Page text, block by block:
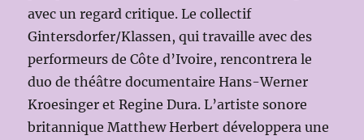
avec un regard critique. Le collectif
Gintersdorfer/Klassen, qui travaille avec des
performeurs de Côte d’Ivoire, rencontrera le
duo de théâtre documentaire Hans-Werner
Kroesinger et Regine Dura. L’artiste sonore
britannique Matthew Herbert développera une